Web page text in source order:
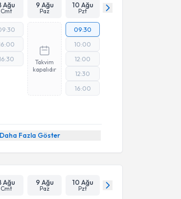
Ağu
Cmt
9 Ağu
Paz
10 Ağu
Pzt
Takvim
kapalıdır
09:30
10:00
12:00
12:30
16:00
Daha Fazla Göster
Ağu
Cmt
9 Ağu
Paz
10 Ağu
Pzt